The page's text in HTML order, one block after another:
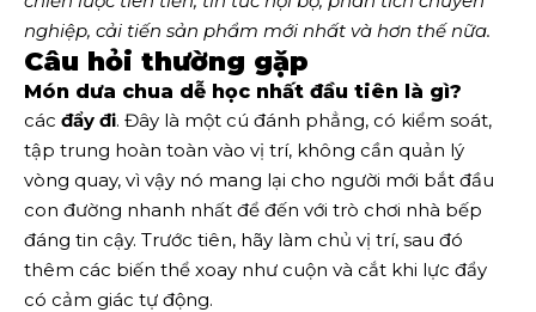
nghiệp, cải tiến sản phẩm mới nhất và hơn thế nữa.
Câu hỏi thường gặp
Món dưa chua dễ học nhất đầu tiên là gì?
các đẩy đi. Đây là một cú đánh phẳng, có kiểm soát,
tập trung hoàn toàn vào vị trí, không cần quản lý
vòng quay, vì vậy nó mang lại cho người mới bắt đầu
con đường nhanh nhất để đến với trò chơi nhà bếp
đáng tin cậy. Trước tiên, hãy làm chủ vị trí, sau đó
thêm các biến thể xoay như cuộn và cắt khi lực đẩy
có cảm giác tự động.